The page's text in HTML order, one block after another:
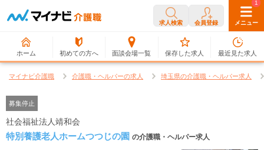
求人検索 会員登録 メニュー
ホーム 初めての方へ 面談会場一覧
0
保存した求人
1
最近見た求人
マイナビ介護職 介護職・ヘルパーの求人 埼玉県の介護職・ヘルパー求人
募集停止
社会福祉法人靖和会
特別養護老人ホームつつじの園 の介護職・ヘルパー求人